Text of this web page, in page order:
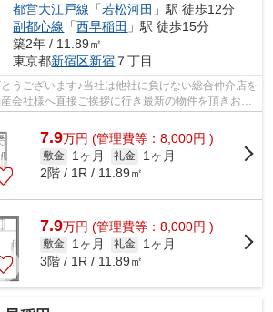
都営大江戸線 「若松河田 」駅 徒歩12分
副都心線 「西早稲田 」駅 徒歩15分
築2年 / 11.89㎡
東京都新宿区新宿 ７丁目
うございます♪当社は他社に負けない総合仲介店を
会社様へ直接ご挨拶に行き最新の物件を頂きお客
新の情報は...
7.9万円 (管理費等：8,000円 )
敷金 1ヶ月 礼金
1ヶ月
2階 / 1R / 11.89㎡
7.9万円 (管理費等：8,000円 )
敷金 1ヶ月 礼金
1ヶ月
3階 / 1R / 11.89㎡